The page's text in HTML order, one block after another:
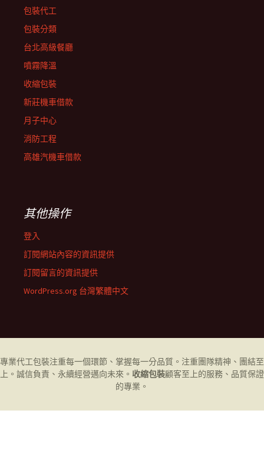
包裝代工
包裝分類
台北高級餐廳
噴霧降溫
收縮包裝
新莊機車借款
月子中心
消防工程
高雄汽機車借款
其他操作
登入
訂閱網站內容的資訊提供
訂閱留言的資訊提供
WordPress.org 台灣繁體中文
專業代工包裝注重每一個環節、掌握每一分品質。注重團隊精神、團結至
上。誠信負責、永續經營邁向未來。 收縮包裝顧客至上的服務、品質保證
的專業。